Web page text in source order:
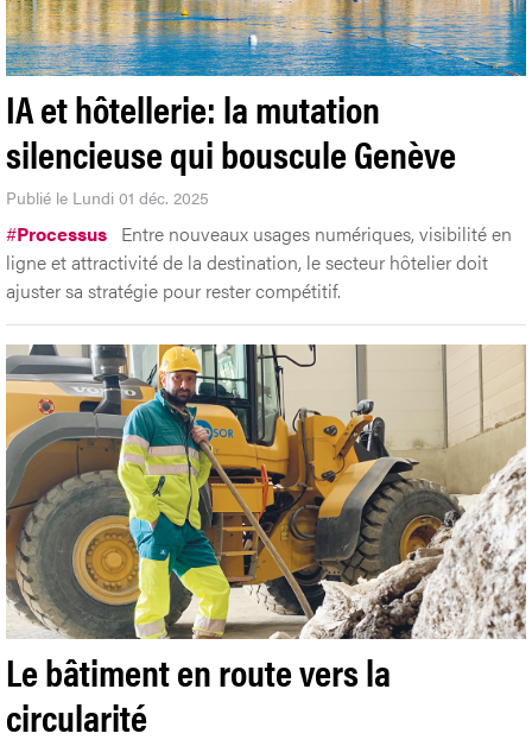
IA et hôtellerie: la mutation
silencieuse qui bouscule Genève
Publié le Lundi 01 déc. 2025
#Processus Entre nouveaux usages numériques, visibilité en
ligne et attractivité de la destination, le secteur hôtelier doit
ajuster sa stratégie pour rester compétitif.
Le bâtiment en route vers la
circularité